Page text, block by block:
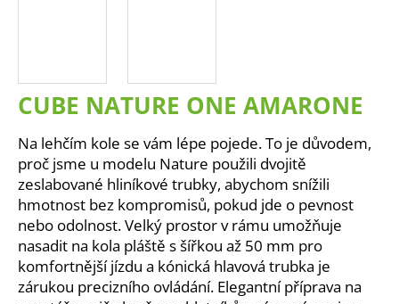
CUBE NATURE ONE AMARONE
Na lehčím kole se vám lépe pojede. To je důvodem,
proč jsme u modelu Nature použili dvojitě
zeslabované hliníkové trubky, abychom snížili
hmotnost bez kompromisů, pokud jde o pevnost
nebo odolnost. Velký prostor v rámu umožňuje
nasadit na kola pláště s šířkou až 50 mm pro
komfortnější jízdu a kónická hlavová trubka je
zárukou precizního ovládání. Elegantní příprava na
t
?
HLEDAT
D